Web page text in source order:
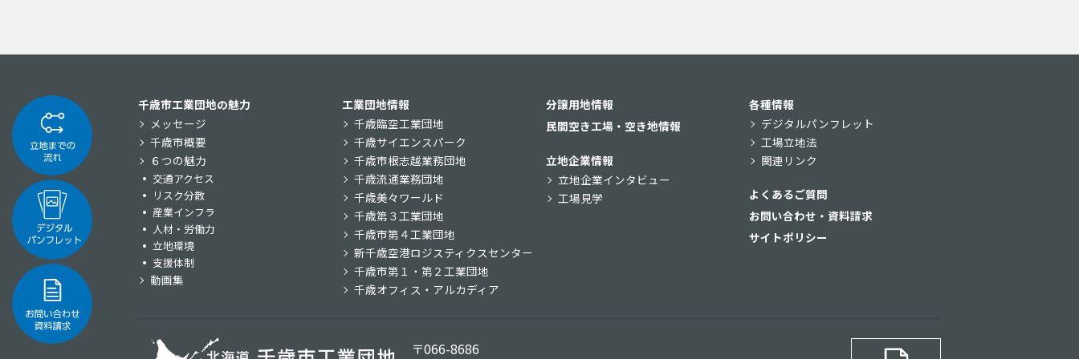
千歳市工業団地の魅力
メッセージ
千歳市概要
６つの魅力
交通アクセス
リスク分散
産業インフラ
人材・労働力
立地環境
支援体制
動画集
工業団地情報
千歳臨空工業団地
千歳サイエンスパーク
千歳市根志越業務団地
千歳流通業務団地
千歳美々ワールド
千歳第３工業団地
千歳市第４工業団地
新千歳空港ロジスティクスセンター
千歳市第１・第２工業団地
千歳オフィス・アルカディア
分譲用地情報
民間空き工場・空き地情報
立地企業情報
立地企業インタビュー
工場見学
各種情報
デジタルパンフレット
工場立地法
関連リンク
よくあるご質問
お問い合わせ・資料請求
サイトポリシー
〒066-8686